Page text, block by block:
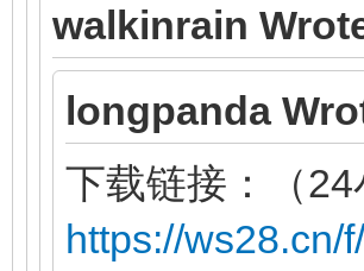
walkinrain
longpanda
下载链接：（
https://ws28.cn/